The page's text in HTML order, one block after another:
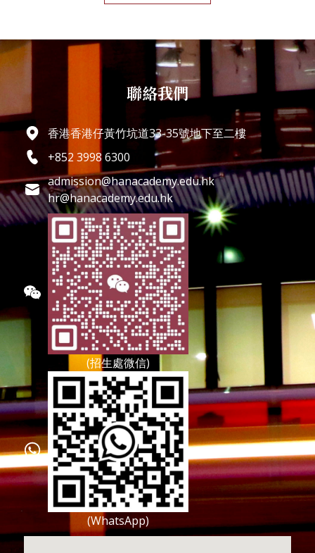
聯絡我們
香港香港仔黃竹坑道33-35號地下至二樓
+852 3998 6300
admission@hanacademy.edu.hk
hr@hanacademy.edu.hk
(招生處微信)
(WhatsApp)